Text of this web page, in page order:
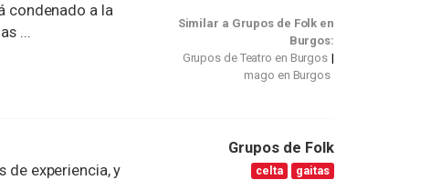
condenado a la
...
Similar a Grupos de Folk en
Burgos:
Grupos de Teatro en Burgos
mago en Burgos
de experiencia, y
Grupos de Folk
celta gaitas